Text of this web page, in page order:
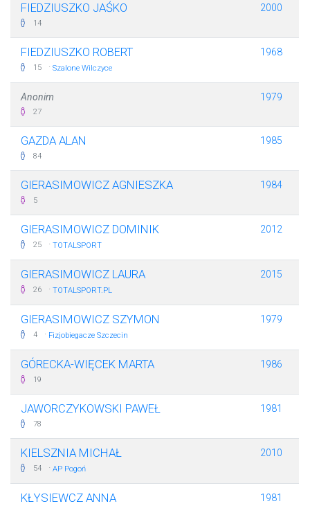
FIEDZIUSZKO JAŚKO
14
2000
FIEDZIUSZKO ROBERT
15 · Szalone Wilczyce
1968
Anonim
27
1979
GAZDA ALAN
84
1985
GIERASIMOWICZ AGNIESZKA
5
1984
GIERASIMOWICZ DOMINIK
25 · TOTALSPORT
2012
GIERASIMOWICZ LAURA
26 · TOTALSPORT.PL
2015
GIERASIMOWICZ SZYMON
4 · Fizjobiegacze Szczecin
1979
GÓRECKA-WIĘCEK MARTA
19
1986
JAWORCZYKOWSKI PAWEŁ
78
1981
KIELSZNIA MICHAŁ
54 · AP Pogoń
2010
KŁYSIEWCZ ANNA 1981